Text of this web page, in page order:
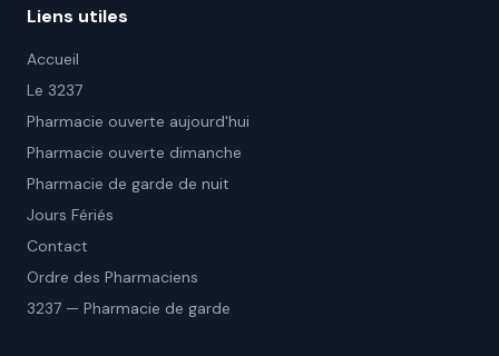
Liens utiles
Accueil
Le 3237
Pharmacie ouverte aujourd'hui
Pharmacie ouverte dimanche
Pharmacie de garde de nuit
Jours Fériés
Contact
Ordre des Pharmaciens
3237 — Pharmacie de garde